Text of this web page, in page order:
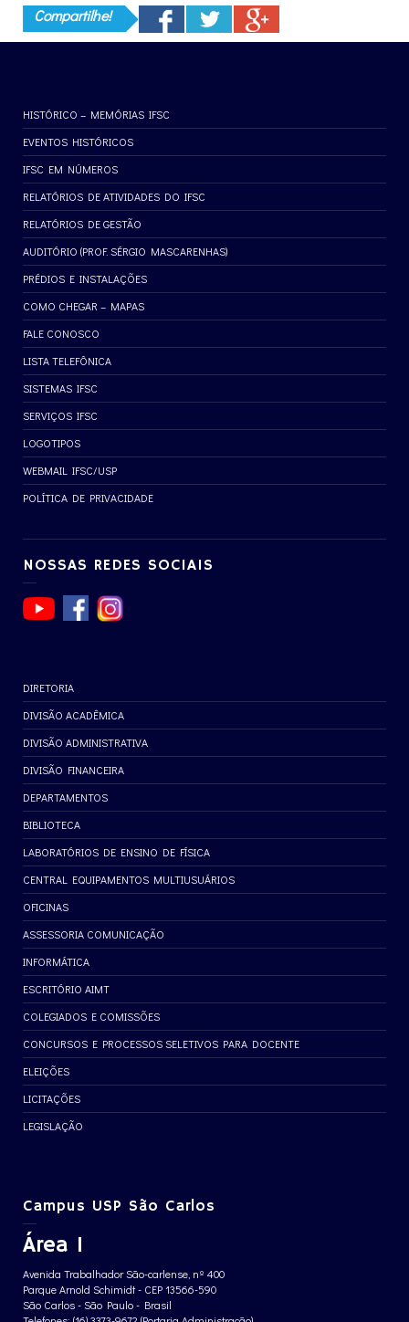
Compartilhe!
HISTÓRICO – MEMÓRIAS IFSC
EVENTOS HISTÓRICOS
IFSC EM NÚMEROS
RELATÓRIOS DE ATIVIDADES DO IFSC
RELATÓRIOS DE GESTÃO
AUDITÓRIO (PROF. SÉRGIO MASCARENHAS)
PRÉDIOS E INSTALAÇÕES
COMO CHEGAR – MAPAS
FALE CONOSCO
LISTA TELEFÔNICA
SISTEMAS IFSC
SERVIÇOS IFSC
LOGOTIPOS
WEBMAIL IFSC/USP
POLÍTICA DE PRIVACIDADE
NOSSAS REDES SOCIAIS
DIRETORIA
DIVISÃO ACADÊMICA
DIVISÃO ADMINISTRATIVA
DIVISÃO FINANCEIRA
DEPARTAMENTOS
BIBLIOTECA
LABORATÓRIOS DE ENSINO DE FÍSICA
CENTRAL EQUIPAMENTOS MULTIUSUÁRIOS
OFICINAS
ASSESSORIA COMUNICAÇÃO
INFORMÁTICA
ESCRITÓRIO AIMT
COLEGIADOS E COMISSÕES
CONCURSOS E PROCESSOS SELETIVOS PARA DOCENTE
ELEIÇÕES
LICITAÇÕES
LEGISLAÇÃO
Campus USP São Carlos
Área 1
Avenida Trabalhador São-carlense, nº 400
Parque Arnold Schimidt - CEP 13566-590
São Carlos - São Paulo - Brasil